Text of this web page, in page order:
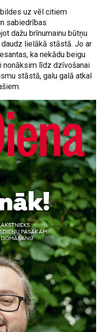
uz vēl citiem
sabiedrības
dažu brīnumainu būtņu
lielākā stāstā. Jo ar
ka nekādu beigu
nonāksim līdz dzīvošanai
stāstā, galu galā atkal